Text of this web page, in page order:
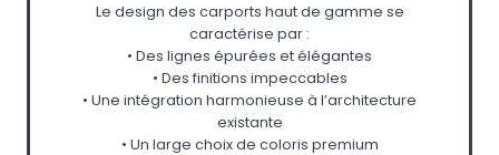
Le design des carports haut de gamme se
caractérise par :
• Des lignes épurées et élégantes
• Des finitions impeccables
• Une intégration harmonieuse à l’architecture
existante
• Un large choix de coloris premium